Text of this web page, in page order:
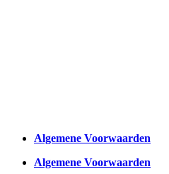
Algemene Voorwaarden
Algemene Voorwaarden